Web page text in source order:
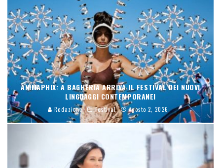
ANIMAPHIX: A BAGHERIA ARRIVA IL FESTIVAL DEI NUOVI
LINGUAGGI CONTEMPORANEI
Redazione Festival Agosto 2, 2026